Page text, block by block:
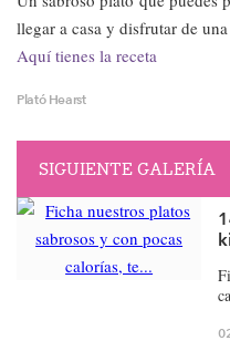
llegar a casa y disfrutar de
Aquí tienes la receta
Plató Hearst
SIGUIENTE GALERÍA